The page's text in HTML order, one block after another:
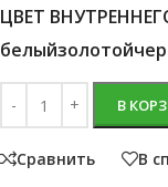
ЦВЕТ
белыйзолотой
В
Сравнить В